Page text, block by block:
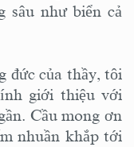
sâu như biển cả
đức của thầy, tôi
giới thiệu với
Cầu mong ơn
nhuần khắp tới